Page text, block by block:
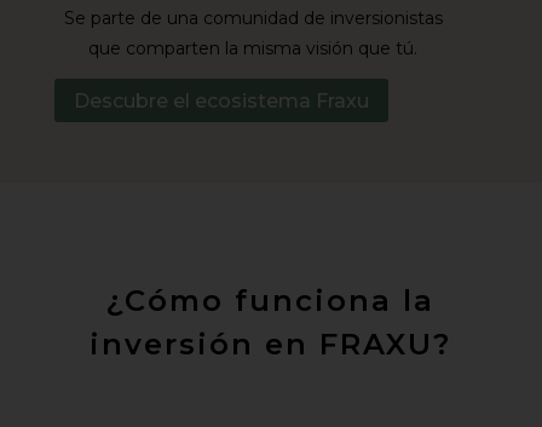
Se parte de una comunidad de inversionistas
que comparten la misma visión que tú.
Descubre el ecosistema Fraxu
¿Cómo funciona la
inversión en FRAXU?